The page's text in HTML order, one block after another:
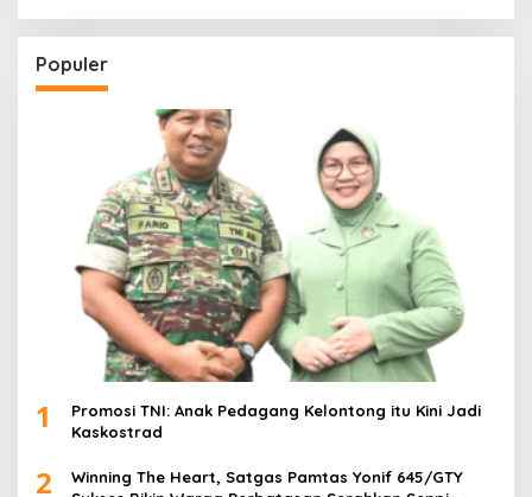
Populer
1
Promosi TNI: Anak Pedagang Kelontong itu Kini Jadi
Kaskostrad
2
Winning The Heart, Satgas Pamtas Yonif 645/GTY